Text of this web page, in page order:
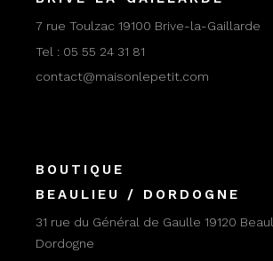
7 rue Toulzac 19100 Brive-la-Gaillarde
Tel : 05 55 24 31 81
contact@maisonlepetit.com
BOUTIQUE
BEAULIEU / DORDOGNE
31 rue du Général de Gaulle 19120
Dordogne